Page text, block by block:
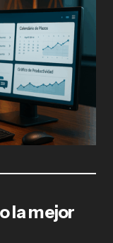
la mejor